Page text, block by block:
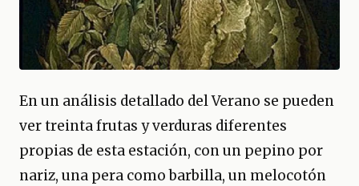
En un análisis detallado del Verano se pueden
ver treinta frutas y verduras diferentes
propias de esta estación, con un pepino por
nariz, una pera como barbilla, un melocotón